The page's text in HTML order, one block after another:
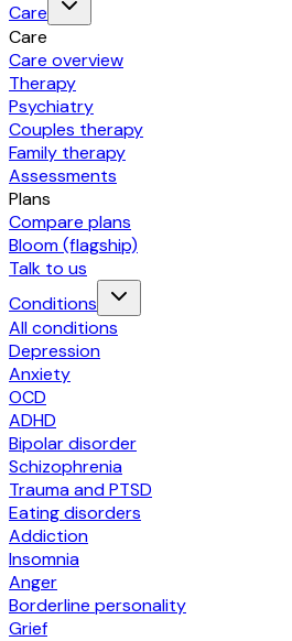
Care
Care
Care overview
Therapy
Psychiatry
Couples therapy
Family therapy
Assessments
Plans
Compare plans
Bloom (flagship)
Talk to us
Conditions
All conditions
Depression
Anxiety
OCD
ADHD
Bipolar disorder
Schizophrenia
Trauma and PTSD
Eating disorders
Addiction
Insomnia
Anger
Borderline personality
Grief